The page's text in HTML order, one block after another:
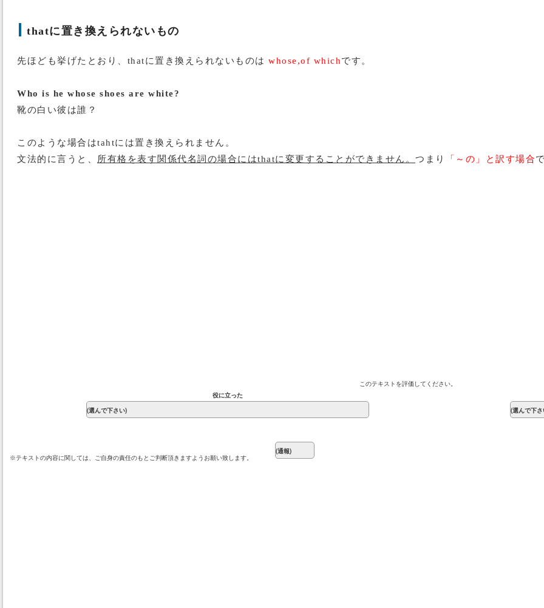
thatに置き換えられないもの
先ほども挙げたとおり、thatに置き換えられないものは whose,of whichです。
Who is he whose shoes are white?
靴の白い彼は誰？
このような場合はtahtには置き換えられません。
文法的に言うと、
所有格を表す関係代名詞の場合にはthatに変更することができません。 つまり 「～の」と訳す場合
このテキストを評価してください。
役に立った
※テキストの内容に関しては、ご自身の責任のもとご判断頂きますようお願い致します。